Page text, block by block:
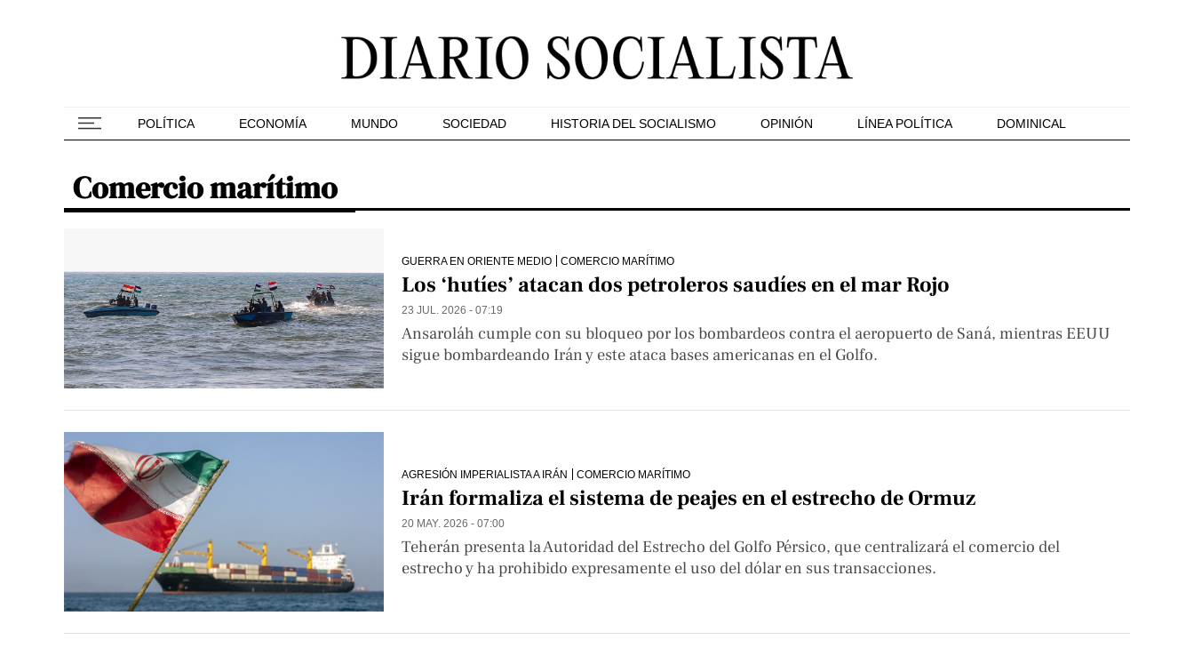
POLÍTICA ECONOMÍA MUNDO SOCIEDAD HISTORIA DEL SOCIALISMO OPINIÓN LÍNEA POLÍTICA DOMINICAL
Comercio marítimo
GUERRA EN ORIENTE MEDIO COMERCIO MARÍTIMO
Los ‘hutíes’ atacan dos petroleros saudíes en el mar Rojo
23 JUL. 2026 - 07:19
Ansaroláh cumple con su bloqueo por los bombardeos contra el aeropuerto de Saná, mientras EEUU
sigue bombardeando Irán y este ataca bases americanas en el Golfo.
AGRESIÓN IMPERIALISTA A IRÁN COMERCIO MARÍTIMO
Irán formaliza el sistema de peajes en el estrecho de Ormuz
20 MAY. 2026 - 07:00
Teherán presenta la Autoridad del Estrecho del Golfo Pérsico, que centralizará el comercio del
estrecho y ha prohibido expresamente el uso del dólar en sus transacciones.